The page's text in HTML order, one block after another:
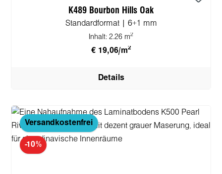
K489 Bourbon Hills Oak
Standardformat | 6+1 mm
Inhalt: 2.26 m2
€ 19,06/m2
Details
Versandkostenfrei
-10%